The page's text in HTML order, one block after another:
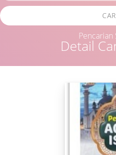
Detail
Pencarian